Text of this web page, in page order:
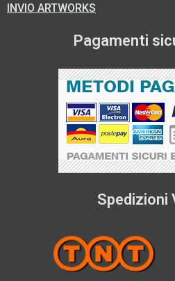
INVIO ARTWORKS
Pagamenti
Spedizioni